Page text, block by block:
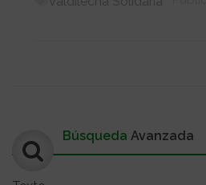
Búsqueda Avanzada